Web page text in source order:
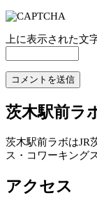
上に表示された文
茨木駅前ラ
茨木駅前ラボはJR
ス・コワーキング
アクセス